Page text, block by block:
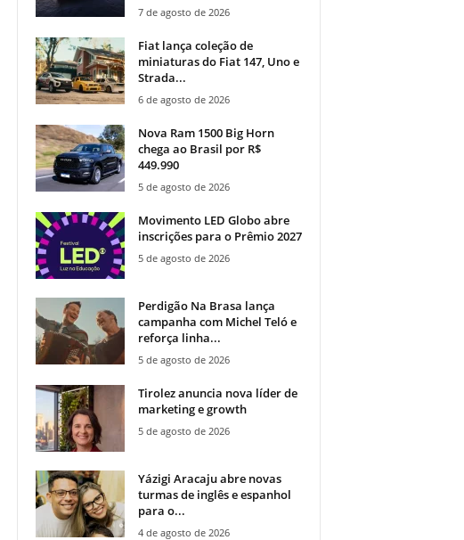
7 de agosto de 2026
Fiat lança coleção de
miniaturas do Fiat 147, Uno e
Strada...
6 de agosto de 2026
Nova Ram 1500 Big Horn
chega ao Brasil por R$
449.990
5 de agosto de 2026
Movimento LED Globo abre
inscrições para o Prêmio 2027
5 de agosto de 2026
Perdigão Na Brasa lança
campanha com Michel Teló e
reforça linha...
5 de agosto de 2026
Tirolez anuncia nova líder de
marketing e growth
5 de agosto de 2026
Yázigi Aracaju abre novas
turmas de inglês e espanhol
para o...
4 de agosto de 2026